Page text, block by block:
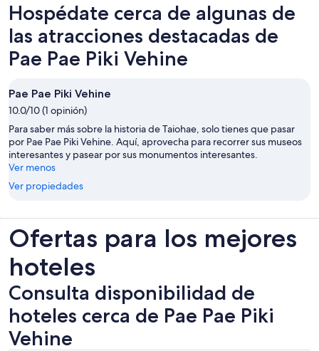
Hospédate cerca de algunas de
las atracciones destacadas de
Pae Pae Piki Vehine
Pae Pae Piki Vehine
10.0/10 (1 opinión)
Para saber más sobre la historia de Taiohae, solo tienes que pasar
por Pae Pae Piki Vehine. Aquí, aprovecha para recorrer sus museos
interesantes y pasear por sus monumentos interesantes.
Ver menos
Ver propiedades
Ofertas para los mejores
hoteles
Consulta disponibilidad de
hoteles cerca de Pae Pae Piki
Vehine